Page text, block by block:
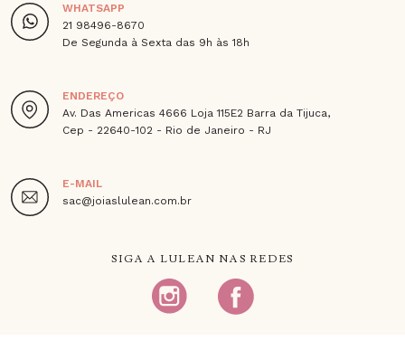
WHATSAPP
21 98496-8670
De Segunda à Sexta das 9h às 18h
ENDEREÇO
Av. Das Americas 4666 Loja 115E2 Barra da Tijuca,
Cep - 22640-102 - Rio de Janeiro - RJ
E-MAIL
sac@joiaslulean.com.br
SIGA A LULEAN NAS REDES